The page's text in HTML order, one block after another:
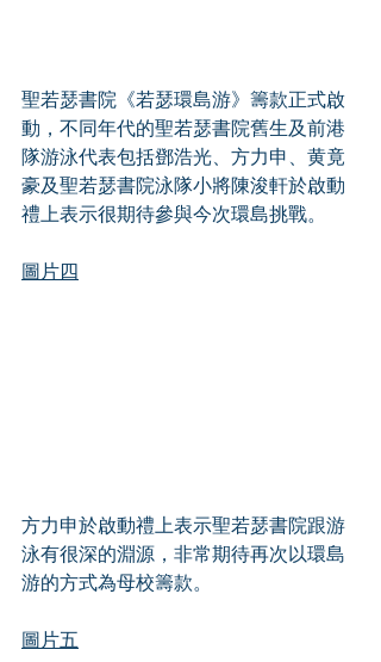
聖若瑟書院《若瑟環島游》籌款正式啟
動，不同年代的聖若瑟書院舊生及前港
隊游泳代表包括鄧浩光、方力申、黄竟
豪及聖若瑟書院泳隊小將陳浚軒於啟動
禮上表示很期待參與今次環島挑戰。
圖片四
方力申於啟動禮上表示聖若瑟書院跟游
泳有很深的淵源，非常期待再次以環島
游的方式為母校籌款。
圖片五